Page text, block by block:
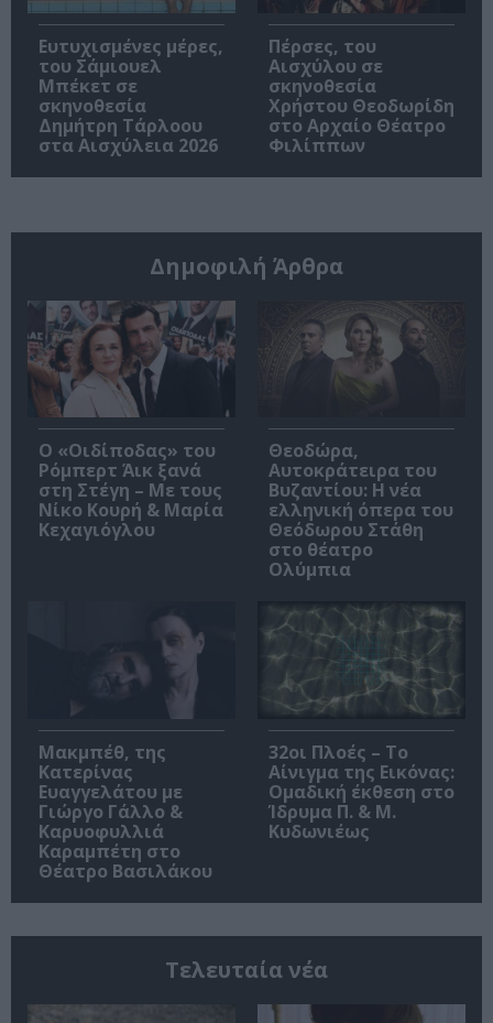
Ευτυχισμένες μέρες,
του Σάμιουελ
Μπέκετ σε
σκηνοθεσία
Δημήτρη Τάρλοου
στα Αισχύλεια 2026
Πέρσες, του
Αισχύλου σε
σκηνοθεσία
Χρήστου Θεοδωρίδη
στο Αρχαίο Θέατρο
Φιλίππων
Δημοφιλή Άρθρα
O «Οιδίποδας» του
Ρόμπερτ Άικ ξανά
στη Στέγη – Με τους
Νίκο Κουρή & Μαρία
Κεχαγιόγλου
Θεοδώρα,
Αυτοκράτειρα του
Βυζαντίου: Η νέα
ελληνική όπερα του
Θεόδωρου Στάθη
στο θέατρο
Ολύμπια
Μακμπέθ, της
Κατερίνας
Ευαγγελάτου με
Γιώργο Γάλλο &
Καρυοφυλλιά
Καραμπέτη στο
Θέατρο Βασιλάκου
32οι Πλοές – Το
Αίνιγμα της Εικόνας:
Ομαδική έκθεση στο
Ίδρυμα Π. & Μ.
Κυδωνιέως
Τελευταία νέα